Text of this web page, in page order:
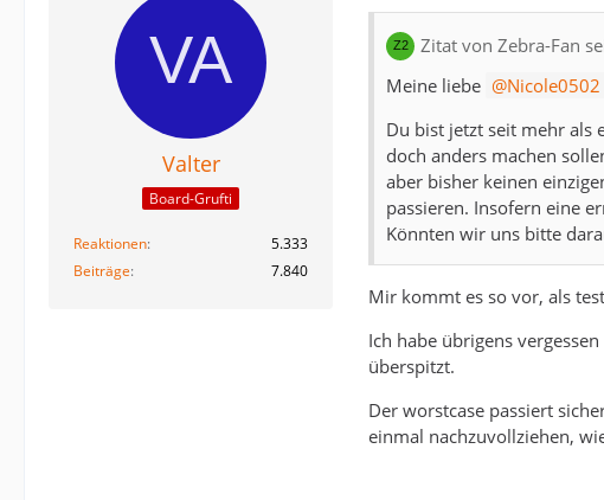
Valter
Board-Grufti
Reaktionen
5.333
Beiträge
7.840
Zitat von Zebra-Fan
Meine liebe
Nicole0502
Du bist jetzt seit mehr als
doch anders machen
aber bisher keinen
passieren. Insofern eine
Könnten wir uns bitte
Mir kommt es so vor, als
Ich habe übrigens
überspitzt.
Der worstcase passiert
einmal nachzuvollziehen,